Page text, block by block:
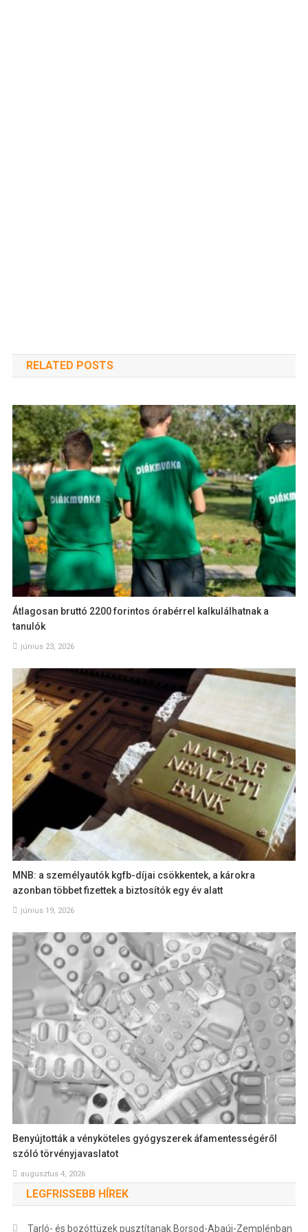
RELATED POSTS
Átlagosan bruttó 2200 forintos órabérrel kalkulálhatnak a
tanulók
június 23, 2026
MNB: a személyautók kgfb-díjai csökkentek, a károkra
azonban többet fizettek a biztosítók egy év alatt
június 19, 2026
Benyújtották a vényköteles gyógyszerek áfamentességéről
szóló törvényjavaslatot
augusztus 4, 2026
LEGFRISSEBB HÍREK
Tarló- és bozóttüzek pusztítanak Borsod-Abaúj-Zemplénban